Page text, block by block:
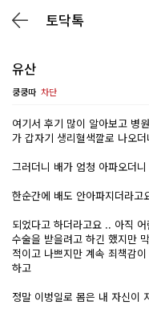
토닥톡
유산
쿵쿵따 차단
여기서 후기 많이 알아보고 병
가 갑자기 생리혈색깔로 나오
그러더니 배가 엄청 아파오더
한순간에 배도 안아파지더라
되었다고 하더라고요 .. 아직
수술을 받을려고 하긴 했지만
적이고 나쁘지만 계속 죄책감
하고
정말 이벙일로 몸은 내 자신이